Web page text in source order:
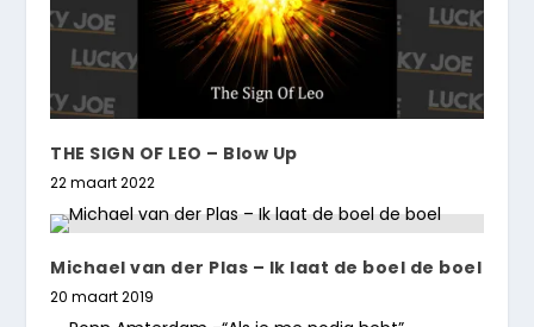
THE SIGN OF LEO – Blow Up
22 maart 2022
Michael van der Plas – Ik laat de boel de boel
20 maart 2019